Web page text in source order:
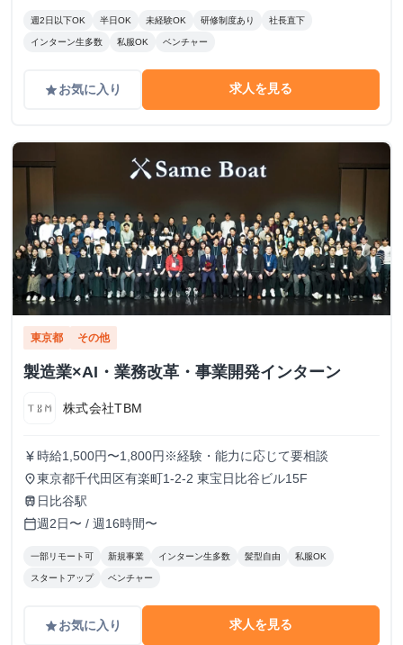
週2日以下OK 半日OK 未経験OK 研修制度あり 社長直下
インターン生多数 私服OK ベンチャー
gradeお気に入り 求人を見る
東京都 その他
製造業×AI・業務改革・事業開発インターン
株式会社TBM
currency_yen 時給1,500円〜1,800円※経験・能力に応じて要相談
place東京都千代田区有楽町1-2-2 東宝日比谷ビル15F
train 日比谷駅
calendar_today週2日〜 / 週16時間〜
一部リモート可 新規事業 インターン生多数 髪型自由 私服OK
スタートアップ ベンチャー
gradeお気に入り 求人を見る